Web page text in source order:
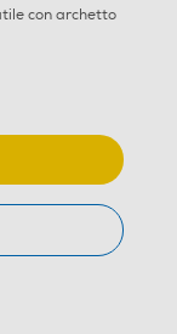
con archetto